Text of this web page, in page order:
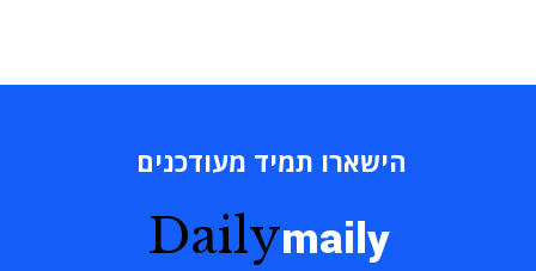
הישארו תמיד מעודכנים
Dailymaily